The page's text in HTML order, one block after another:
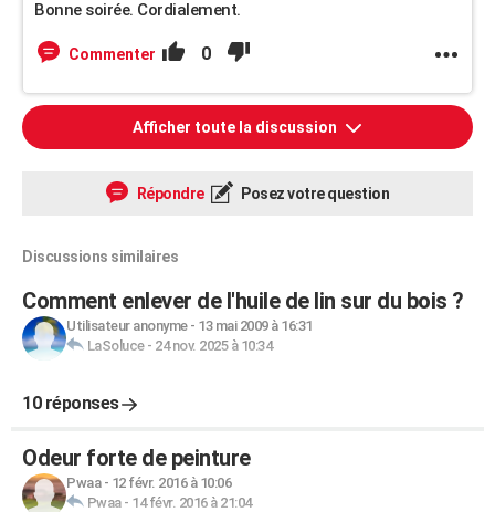
Bonne soirée. Cordialement.
Commenter 0
Afficher toute la discussion
Répondre Posez votre question
Discussions similaires
Comment enlever de l'huile de lin sur du bois ?
Utilisateur anonyme- 13 mai 2009 à 16:31
LaSoluce- 24 nov. 2025 à 10:34
10 réponses
Odeur forte de peinture
Pwaa- 12 févr. 2016 à 10:06
Pwaa- 14 févr. 2016 à 21:04